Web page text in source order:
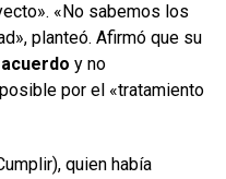
«No sabemos los
planteó. Afirmó que su
y no
por el «tratamiento
quien había